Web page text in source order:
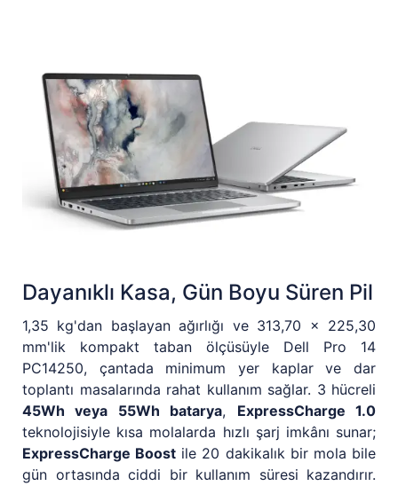
Dayanıklı Kasa, Gün Boyu Süren Pil
1,35 kg'dan başlayan ağırlığı ve 313,70 x 225,30
mm'lik kompakt taban ölçüsüyle Dell Pro 14
PC14250, çantada minimum yer kaplar ve dar
toplantı masalarında rahat kullanım sağlar. 3 hücreli
45Wh veya 55Wh batarya, ExpressCharge 1.0
teknolojisiyle kısa molalarda hızlı şarj imkânı sunar;
ExpressCharge Boost ile 20 dakikalık bir mola bile
gün ortasında ciddi bir kullanım süresi kazandırır.